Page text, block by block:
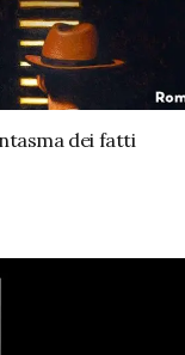
dei fatti